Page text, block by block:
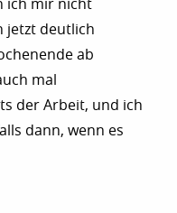
ich mir nicht
jetzt deutlich
ab
mal
der Arbeit, und ich
dann, wenn es